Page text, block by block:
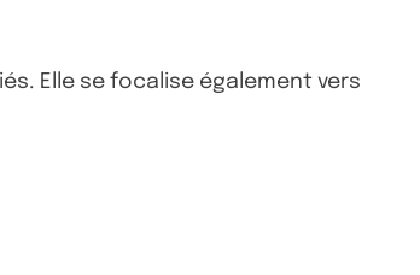
Elle se focalise également vers